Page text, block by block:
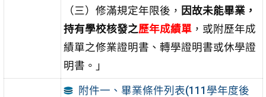
（三）修滿規定年限後， 因故未能畢業，
持有學校核發之歷年成績單，或附歷年成
績單之修業證明書、轉學證明書或休學證
明書。」
附件一、畢業條件列表(111學年度後